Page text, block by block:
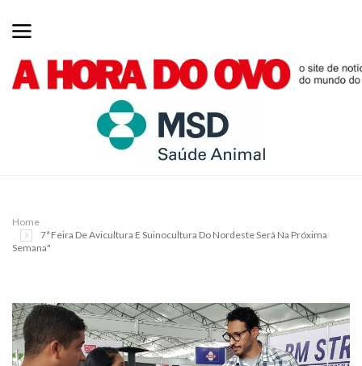
Home
7ª Feira De Avicultura E Suinocultura Do Nordeste Será Na Próxima
Semana"